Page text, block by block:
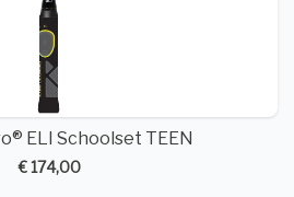
ELI Schoolset TEEN
€ 174,00